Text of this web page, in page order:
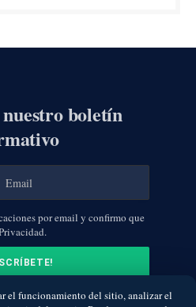
boletín
por email y confirmo que
el funcionamiento del sitio, analizar el